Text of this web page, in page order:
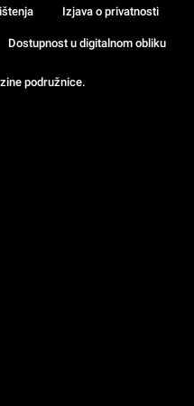
podružnice.
Izjava o privatnosti
Dostupnost u digitalnom obliku